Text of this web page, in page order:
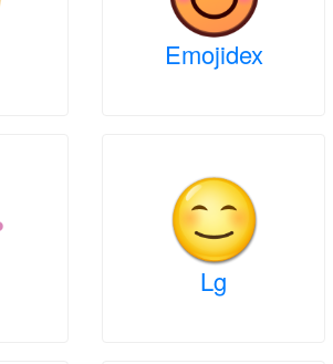
Emojidex
Lg